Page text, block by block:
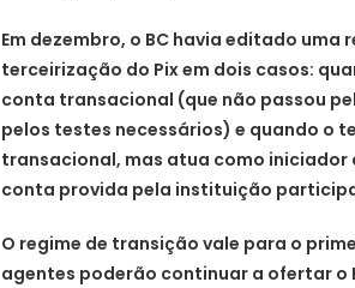
Em dezembro, o BC havia editado uma
terceirização do Pix em dois casos:
conta transacional (que não passou
pelos testes necessários) e quando o
transacional, mas atua como iniciador
conta provida pela instituição
O regime de transição vale para o
agentes poderão continuar a ofertar o